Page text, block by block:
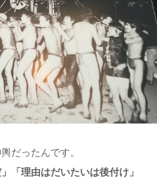
だったんです。
「理由はだいたいは後付け」